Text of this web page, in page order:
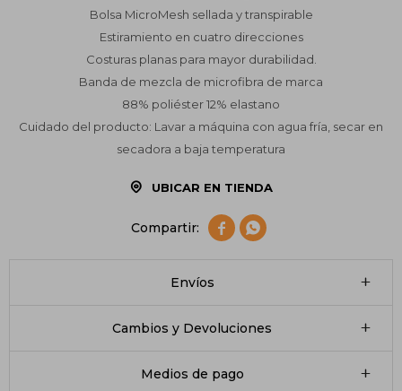
Bolsa MicroMesh sellada y transpirable
Estiramiento en cuatro direcciones
Costuras planas para mayor durabilidad.
Banda de mezcla de microfibra de marca
88% poliéster 12% elastano
Cuidado del producto: Lavar a máquina con agua fría, secar en
secadora a baja temperatura
UBICAR EN TIENDA
 
Envíos
Cambios y Devoluciones
Medios de pago